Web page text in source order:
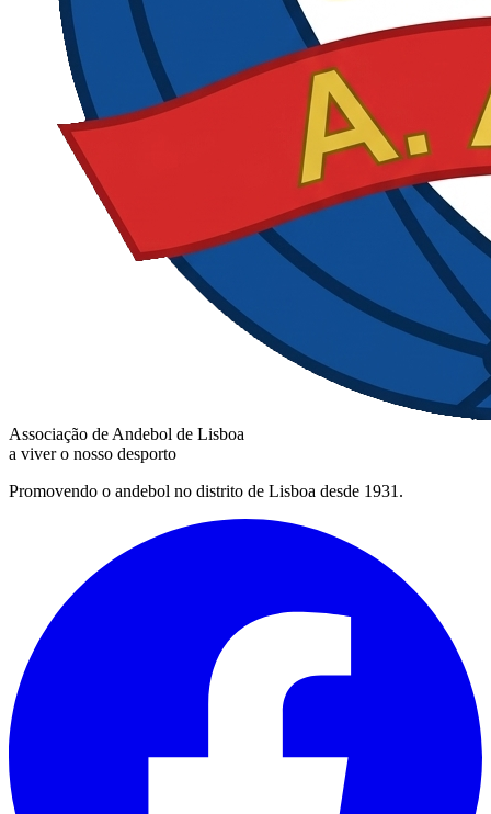
Associação de Andebol de Lisboa
a viver o nosso desporto
Promovendo o andebol no distrito de Lisboa desde 1931.